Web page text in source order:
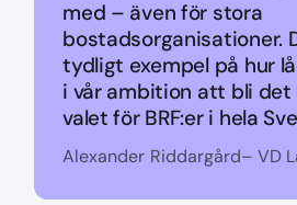
med – även för stora
bostadsorganisationer.
tydligt exempel på hur
i vår ambition att bli det
valet för BRF:er i hela
Alexander Riddargård– VD